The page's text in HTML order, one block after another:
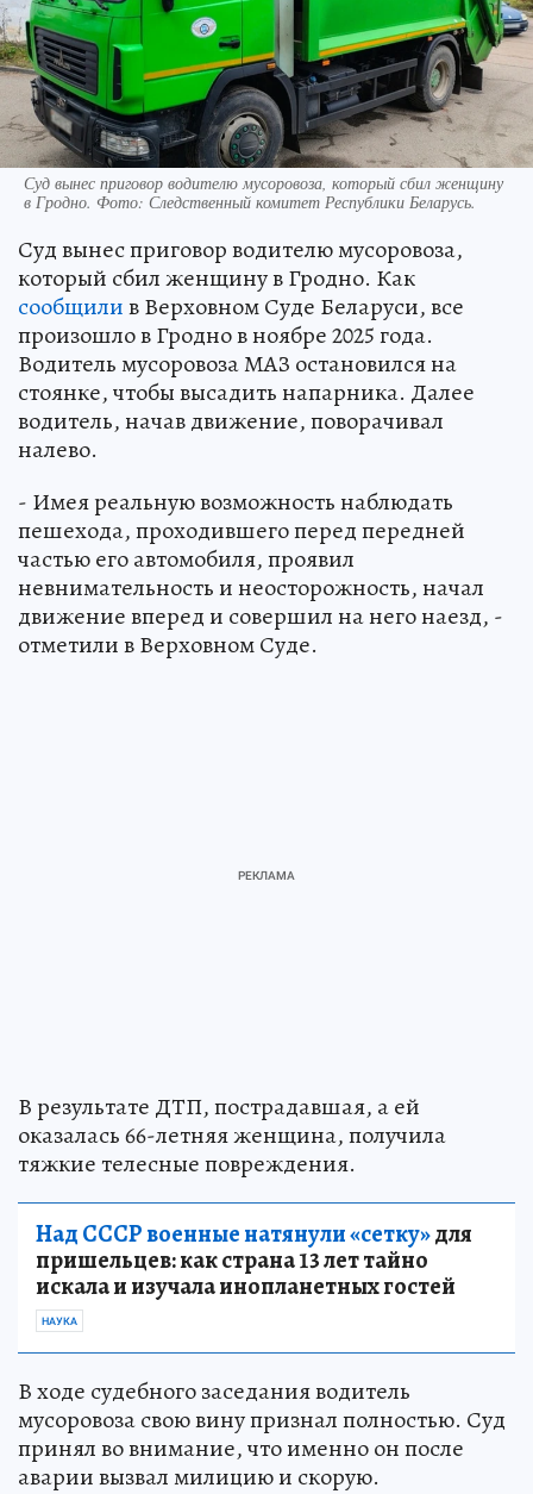
Суд вынес приговор водителю мусоровоза, который сбил женщину
в Гродно. Фото: Следственный комитет Республики Беларусь.
Суд вынес приговор водителю мусоровоза,
который сбил женщину в Гродно. Как
сообщилив Верховном Суде Беларуси, все
произошло в Гродно в ноябре 2025 года.
Водитель мусоровоза МАЗ остановился на
стоянке, чтобы высадить напарника. Далее
водитель, начав движение, поворачивал
налево.
- Имея реальную возможность наблюдать
пешехода, проходившего перед передней
частью его автомобиля, проявил
невнимательность и неосторожность, начал
движение вперед и совершил на него наезд, -
отметили в Верховном Суде.
В результате ДТП, пострадавшая, а ей
оказалась 66-летняя женщина, получила
тяжкие телесные повреждения.
Над СССР военные натянули «сетку»для
пришельцев: как страна 13 лет тайно
искала и изучала инопланетных гостей
НАУКА
В ходе судебного заседания водитель
мусоровоза свою вину признал полностью. Суд
принял во внимание, что именно он после
аварии вызвал милицию и скорую.